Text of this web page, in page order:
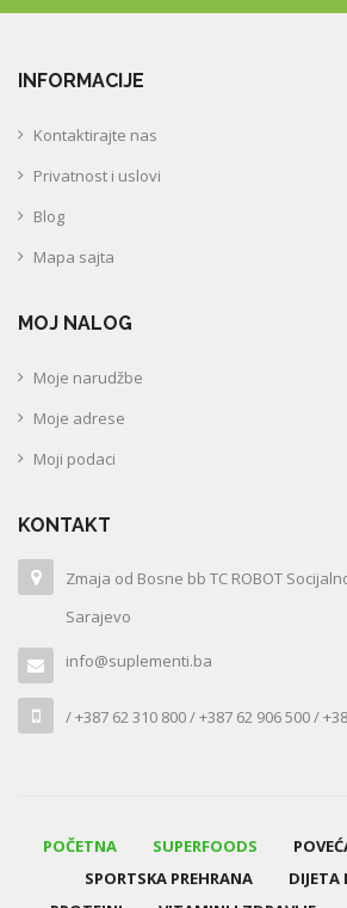
INFORMACIJE
Kontaktirajte nas
Privatnost i uslovi
Blog
Mapa sajta
MOJ NALOG
Moje narudžbe
Moje adrese
Moji podaci
KONTAKT
Zmaja od Bosne bb TC ROBOT
Sarajevo
info@suplementi.ba
/ +387 62 310 800 / +387 62 906 500 /
POČETNA SUPERFOODS
SPORTSKA PREHRANA
DIJETA